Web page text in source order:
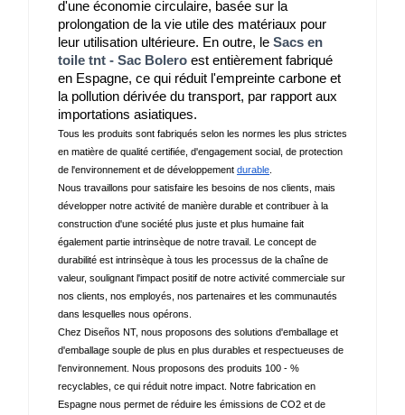
d'une économie circulaire, basée sur la
prolongation de la vie utile des matériaux pour
leur utilisation ultérieure. En outre, le Sacs en
toile tnt - Sac Bolero est entièrement fabriqué
en Espagne, ce qui réduit l'empreinte carbone et
la pollution dérivée du transport, par rapport aux
importations asiatiques.
Tous les produits sont fabriqués selon les normes les plus strictes
en matière de qualité certifiée, d'engagement social, de protection
de l'environnement et de développement durable
Nous travaillons pour satisfaire les besoins de nos clients, mais
développer notre activité de manière durable et contribuer à la
construction d'une société plus juste et plus humaine fait
également partie intrinsèque de notre travail. Le concept de
durabilité est intrinsèque à tous les processus de la chaîne de
valeur, soulignant l'impact positif de notre activité commerciale sur
nos clients, nos employés, nos partenaires et les communautés
dans lesquelles nous opérons.
Chez Diseños NT, nous proposons des solutions d'emballage et
d'emballage souple de plus en plus durables et respectueuses de
l'environnement. Nous proposons des produits 100 - %
recyclables, ce qui réduit notre impact. Notre fabrication en
Espagne nous permet de réduire les émissions de CO2 et de